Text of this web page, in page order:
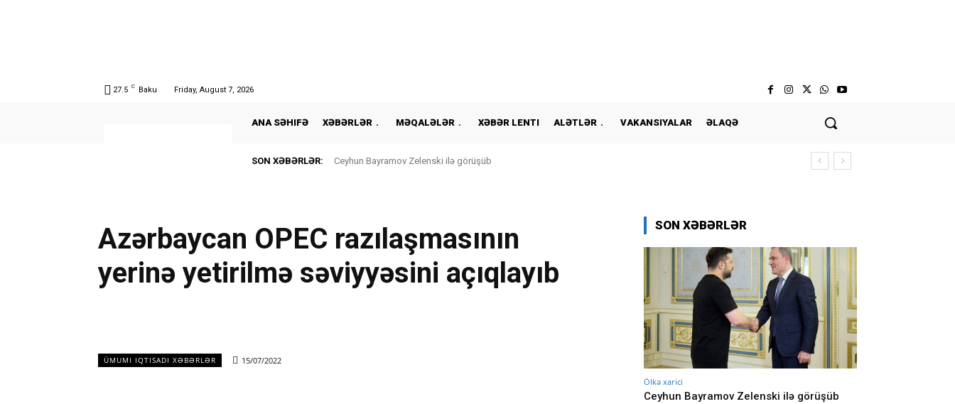
27.5 C Baku Friday, August 7, 2026
ANA SƏHIFƏ XƏBƏRLƏR MƏQALƏLƏR XƏBƏR LENTI ALƏTLƏR VAKANSIYALAR ƏLAQƏ
SON XƏBƏRLƏR: Ceyhun Bayramov Zelenski ilə görüşüb
Azərbaycan OPEC razılaşmasının
yerinə yetirilmə səviyyəsini açıqlayıb
ÜMUMI IQTISADI XƏBƏRLƏR 15/07/2022
SON XƏBƏRLƏR
Ölkə xarici
Ceyhun Bayramov Zelenski ilə görüşüb